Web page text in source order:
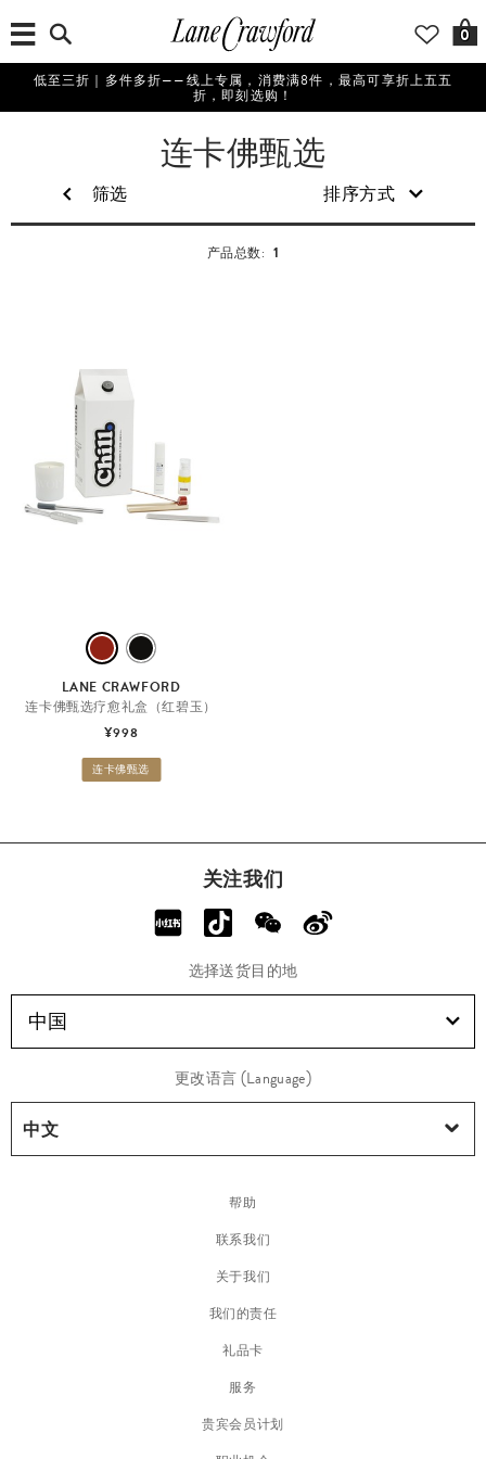
0
低至三折｜多件多折——线上专属，消费满8件，最高可享折上五五
折，即刻选购！
连
连卡佛甄选
筛选 排序方式
产品总数: 1
红
玉
黑
石
LANE CRAWFORD
连卡佛甄选疗愈礼盒（红碧玉）
¥998
连卡佛甄选
关注我们
选择送货目的地
中国
更改语言 (Language)
帮助
联系我们
关于我们
我们的责任
礼品卡
服务
贵宾会员计划